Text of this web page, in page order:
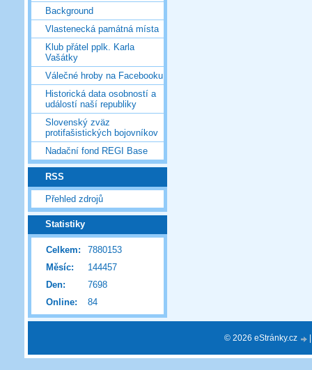
Background
Vlastenecká památná místa
Klub přátel pplk. Karla
Vašátky
Válečné hroby na Facebooku
Historická data osobností a
událostí naší republiky
Slovenský zväz
protifašistických bojovníkov
Nadační fond REGI Base
RSS
Přehled zdrojů
Statistiky
Online: 84
Celkem:
7880153
Měsíc:
144457
Den:
7698
© 2026 eStránky.cz